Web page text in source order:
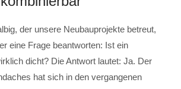
der unsere Neubauprojekte betreut,
eine Frage beantworten: Ist ein
dicht? Die Antwort lautet: Ja. Der
hat sich in den vergangenen